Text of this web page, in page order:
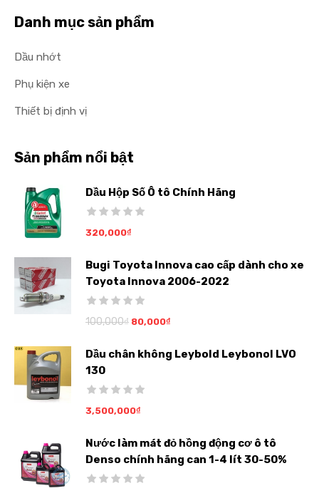
Danh mục sản phẩm
Dầu nhớt
Phụ kiện xe
Thiết bị định vị
Sản phẩm nổi bật
Dầu Hộp Số Ô tô Chính Hãng
320,000₫
Bugi Toyota Innova cao cấp dành cho xe
Toyota Innova 2006-2022
100,000₫ 80,000₫
Dầu chân không Leybold Leybonol LVO
130
3,500,000₫
Nước làm mát đỏ hồng động cơ ô tô
Denso chính hãng can 1-4 lít 30-50%